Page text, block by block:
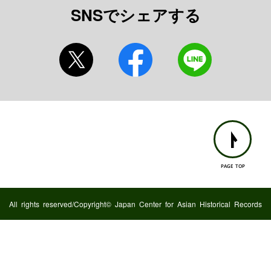
SNSでシェアする
PAGE TOP
All rights reserved/Copyright© Japan Center for Asian Historical Records